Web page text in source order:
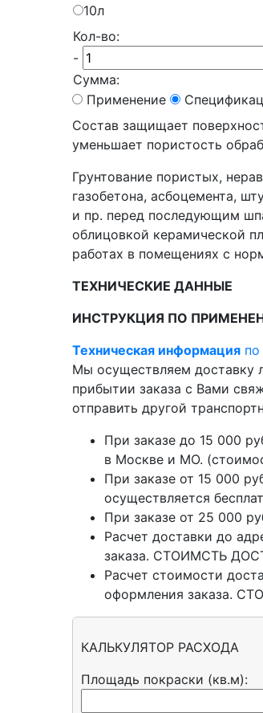
10л
Кол-во:
-
Сумма:
Применение
Состав защищает
уменьшает пористость
Грунтование пористых,
газобетона, асбоцемента,
и пр. перед последующим
облицовкой керамической
работах в помещениях с
ТЕХНИЧЕСКИЕ ДАННЫЕ
ИНСТРУКЦИЯ ПО
Техническая информация
Мы осуществляем доставку
прибытии заказа с Вами
отправить другой
При заказе до 15 000
в Москве и МО.
При заказе от 15 000
осуществляется
При заказе от 25 000
Расчет доставки до
заказа. СТОИМСТЬ
Расчет стоимости
оформления заказа.
КАЛЬКУЛЯТОР РАСХОДА
Площадь покраски (кв.м):